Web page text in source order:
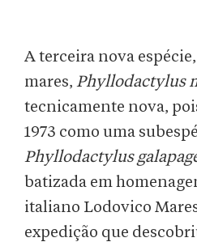
A terceira nova
mares, Phyllodactylus
tecnicamente nova,
1973 como uma
Phyllodactylus
batizada em
italiano Lodovico
expedição que